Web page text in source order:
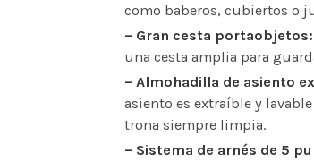
como baberos, cubiertos o
– Gran cesta portaobjetos:
una cesta amplia para
– Almohadilla de asiento
asiento es extraíble y
trona siempre limpia.
– Sistema de arnés de 5